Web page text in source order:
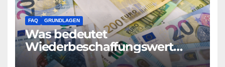
FAQ GRUNDLAGEN
Was bedeutet
Wiederbeschaffungswert
Differenzbesteuert?